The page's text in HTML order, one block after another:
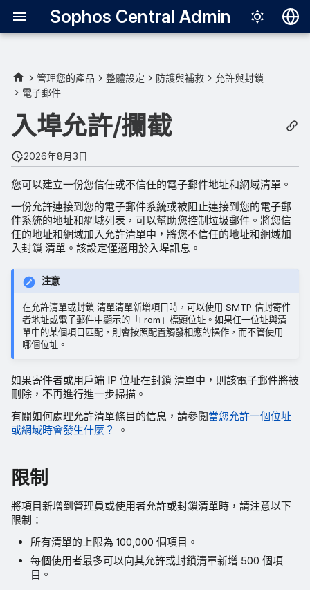
Sophos Central Admin
English
한국어
Português
管理您的產品 整體設定 防護與補救
允許與封鎖
電子郵件
入埠允許/攔截
2026年8月3日
您可以建立一份您信任或不信任的電子郵件地址和網域清單。
一份允許連接到您的電子郵件系統或被阻止連接到您的電子郵
件系統的地址和網域列表，可以幫助您控制垃圾郵件。將您信
任的地址和網域加入允許清單中，將您不信任的地址和網域加
入封鎖 清單。該設定僅適用於入埠訊息。
注意
在允許清單或封鎖 清單清單新增項目時，可以使用 SMTP 信封寄件
者地址或電子郵件中顯示的「From」標頭位址。如果任一位址與清
單中的某個項目匹配，則會按照配置觸發相應的操作，而不管使用
哪個位址。
如果寄件者或用戶端 IP 位址在封鎖 清單中，則該電子郵件將被
刪除，不再進行進一步掃描。
有關如何處理允許清單條目的信息，請參閱當您允許一個位址
或網域時會發生什麼？
。
限制
將項目新增到管理員或使用者允許或封鎖清單時，請注意以下
限制：
所有清單的上限為 100,000 個項目。
每個使用者最多可以向其允許或封鎖清單新增 500 個項
目。